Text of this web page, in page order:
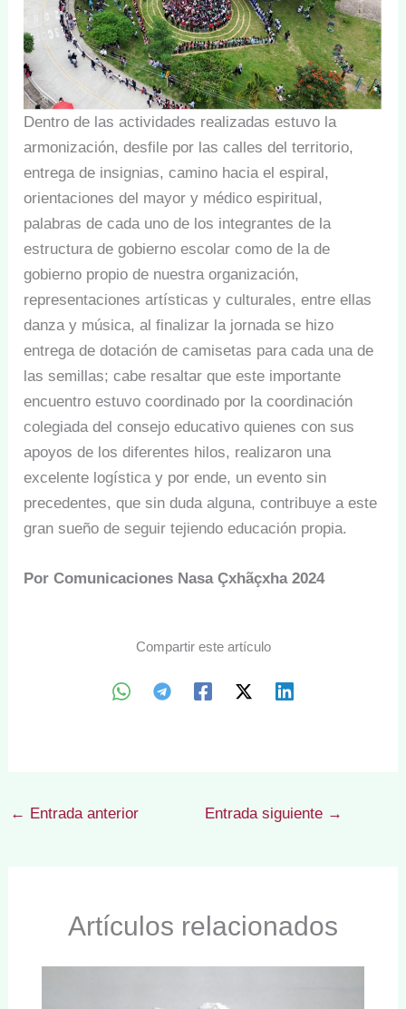
Dentro de las actividades realizadas estuvo la
armonización, desfile por las calles del territorio,
entrega de insignias, camino hacia el espiral,
orientaciones del mayor y médico espiritual,
palabras de cada uno de los integrantes de la
estructura de gobierno escolar como de la de
gobierno propio de nuestra organización,
representaciones artísticas y culturales, entre ellas
danza y música, al finalizar la jornada se hizo
entrega de dotación de camisetas para cada una de
las semillas; cabe resaltar que este importante
encuentro estuvo coordinado por la coordinación
colegiada del consejo educativo quienes con sus
apoyos de los diferentes hilos, realizaron una
excelente logística y por ende, un evento sin
precedentes, que sin duda alguna, contribuye a este
gran sueño de seguir tejiendo educación propia.
Por Comunicaciones Nasa Çxhãçxha 2024
Compartir este artículo
← Entrada anterior Entrada siguiente →
Artículos relacionados